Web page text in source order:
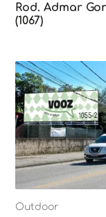
Rod. Admar
(1067)
Outdoor